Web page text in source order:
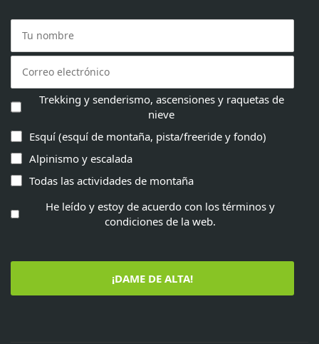
Trekking y senderismo, ascensiones y raquetas de
nieve
Esquí (esquí de montaña, pista/freeride y fondo)
Alpinismo y escalada
Todas las actividades de montaña
He leído y estoy de acuerdo con los términos y
condiciones de la web.
¡DAME DE ALTA!